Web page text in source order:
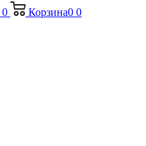
0 Корзина0 0